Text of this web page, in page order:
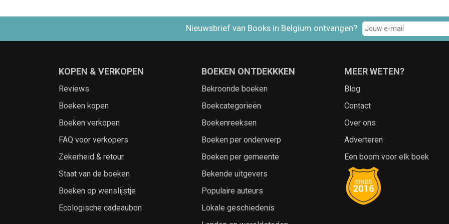
Nieuwsbrief van Books in Belgium ontvangen?
KOPEN & VERKOPEN
Reviews
Boeken kopen
Boeken verkopen
FAQ voor verkopers
Zekerheid & retour
Staat van de boeken
Boeken op wenslijstje
Ecologische cadeaubon
BOEKEN ONTDEKKKEN
Bekroonde boeken
Boekcategorieën
Boekenreeksen
Boeken per onderwerp
Boeken per gemeente
Bekende uitgevers
Populaire auteurs
Lokale geschiedenis
MEER WETEN?
Blog
Contact
Over ons
Adverteren
Een boom voor elk boek